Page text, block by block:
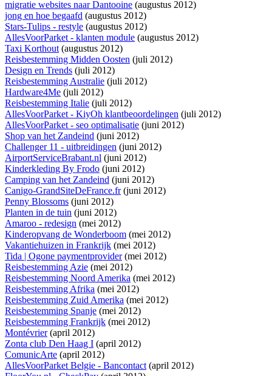
migratie websites naar Dantooine (augustus 2012)
jong en hoe begaafd (augustus 2012)
Stars-Tulips - restyle (augustus 2012)
AllesVoorParket - klanten module (augustus 2012)
Taxi Korthout(augustus 2012)
Reisbestemming Midden Oosten (juli 2012)
Design en Trends (juli 2012)
Reisbestemming Australie (juli 2012)
Hardware4Me (juli 2012)
Reisbestemming Italie (juli 2012)
AllesVoorParket - KiyOh klantbeoordelingen (juli 2012)
AllesVoorParket - seo optimalisatie (juni 2012)
Shop van het Zandeind (juni 2012)
Challenger 11 - uitbreidingen (juni 2012)
AirportServiceBrabant.nl (juni 2012)
Kinderkleding By Frodo (juni 2012)
Camping van het Zandeind (juni 2012)
Canigo-GrandSiteDeFrance.fr(juni 2012)
Penny Blossoms (juni 2012)
Planten in de tuin (juni 2012)
Amaroo - redesign (mei 2012)
Kinderopvang de Wonderboom (mei 2012)
Vakantiehuizen in Frankrijk (mei 2012)
Tida | Ogone paymentprovider(mei 2012)
Reisbestemming Azie (mei 2012)
Reisbestemming Noord Amerika (mei 2012)
Reisbestemming Afrika (mei 2012)
Reisbestemming Zuid Amerika (mei 2012)
Reisbestemming Spanje (mei 2012)
Reisbestemming Frankrijk (mei 2012)
Montévrier(april 2012)
Zonta club Den Haag I (april 2012)
ComunicArte (april 2012)
AllesVoorParket Belgie - Bancontact(april 2012)